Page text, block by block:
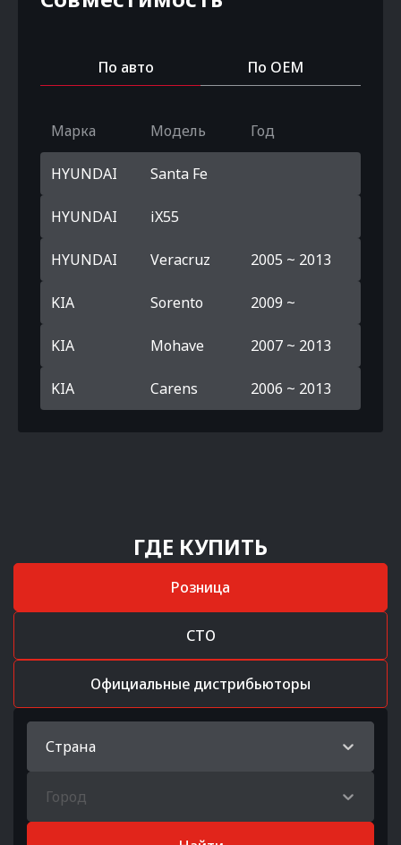
По авто По OEM
Марка Модель Год
HYUNDAI Santa Fe
HYUNDAI iX55
HYUNDAI Veracruz 2005 ~ 2013
KIA Sorento 2009 ~
KIA Mohave 2007 ~ 2013
KIA Carens 2006 ~ 2013
ГДЕ КУПИТЬ
Розница
СТО
Официальные дистрибьюторы
Страна
Город